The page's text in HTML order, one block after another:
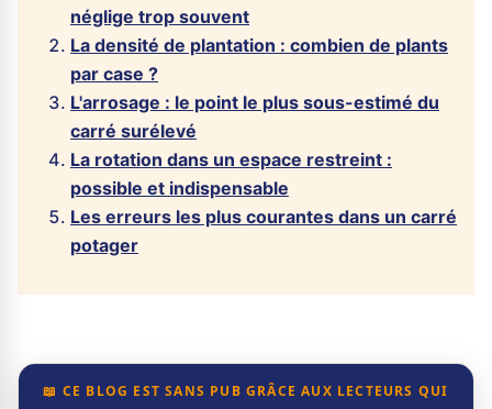
néglige trop souvent
La densité de plantation : combien de plants
par case ?
L'arrosage : le point le plus sous-estimé du
carré surélevé
La rotation dans un espace restreint :
possible et indispensable
Les erreurs les plus courantes dans un carré
potager
📖 CE BLOG EST SANS PUB GRÂCE AUX LECTEURS QUI